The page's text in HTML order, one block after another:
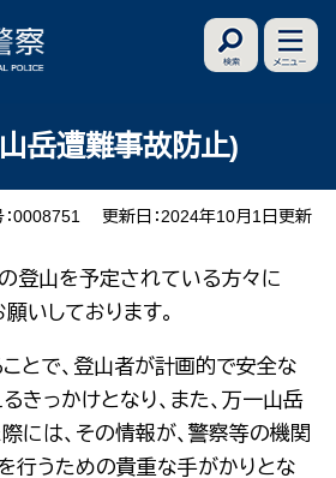
岳遭難事故防止)
0008751 更新日：2024年10月1日更新
登山を予定されている方々に
いしております。
とで、登山者が計画的で安全な
きっかけとなり、また、万一山岳
には、その情報が、警察等の機関
行うための貴重な手がかりとな